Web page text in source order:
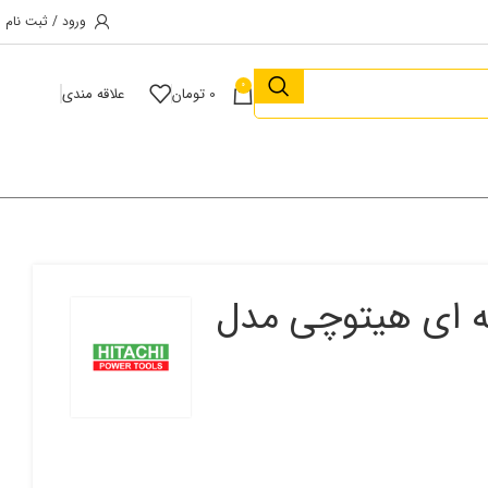
ورود / ثبت نام
0
0 تومان علاقه مندی
ای هیتوچی مدل